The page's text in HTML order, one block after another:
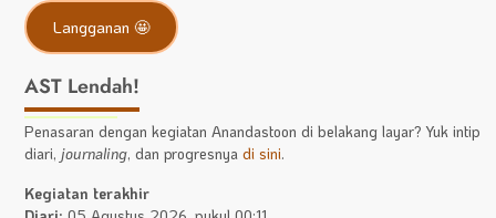
AST Lendah!
Penasaran dengan kegiatan Anandastoon di belakang layar? Yuk intip
diari, journaling, dan progresnyadi sini.
Kegiatan terakhir